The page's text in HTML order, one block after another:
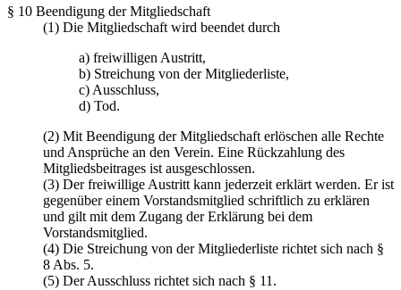
§ 10 Beendigung der Mitgliedschaft
(1) Die Mitgliedschaft wird beendet durch
a) freiwilligen Austritt,
b) Streichung von der Mitgliederliste,
c) Ausschluss,
d) Tod.
(2) Mit Beendigung der Mitgliedschaft erlöschen alle Rechte
und Ansprüche an den Verein. Eine Rückzahlung des
Mitgliedsbeitrages ist ausgeschlossen.
(3) Der freiwillige Austritt kann jederzeit erklärt werden. Er ist
gegenüber einem Vorstandsmitglied schriftlich zu erklären
und gilt mit dem Zugang der Erklärung bei dem
Vorstandsmitglied.
(4) Die Streichung von der Mitgliederliste richtet sich nach §
8 Abs. 5.
(5) Der Ausschluss richtet sich nach § 11.